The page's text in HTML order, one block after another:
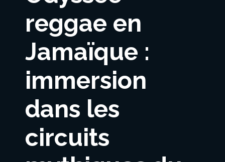
reggae en
Jamaïque :
immersion
dans les
circuits